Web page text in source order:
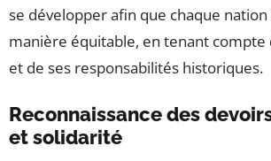
se développer afin que chaque
manière équitable, en tenant compte
et de ses responsabilités historiques.
Reconnaissance des
et solidarité